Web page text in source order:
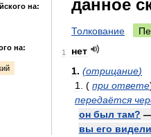
на:
на:
данное
Толкование
1
нет
1. (отрицание)
1
. ( при ответе
передаётся
он был там?
вы его видели